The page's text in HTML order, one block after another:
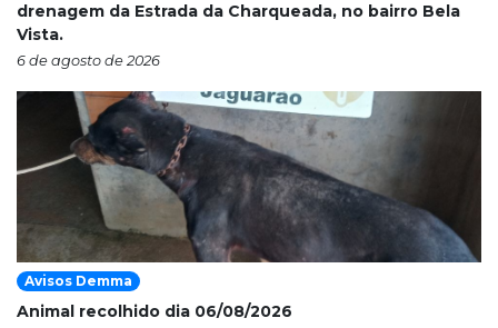
drenagem da Estrada da Charqueada, no bairro Bela
Vista.
6 de agosto de 2026
Avisos Demma
Animal recolhido dia 06/08/2026